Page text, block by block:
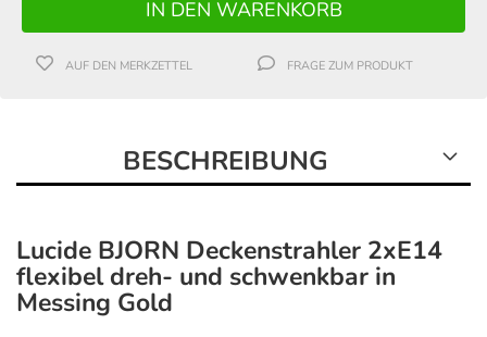
AUF DEN MERKZETTEL FRAGE ZUM PRODUKT
BESCHREIBUNG
Lucide BJORN Deckenstrahler 2xE14
flexibel dreh- und schwenkbar in
Messing Gold